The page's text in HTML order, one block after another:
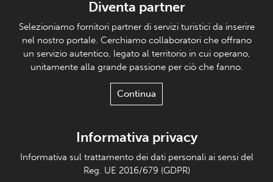
Diventa partner
Selezioniamo fornitori partner di servizi turistici da inserire
nel nostro portale. Cerchiamo collaboratori che offrano
un servizio autentico, legato al territorio in cui operano,
unitamente alla grande passione per ciò che fanno.
Continua
Informativa privacy
Informativa sul trattamento dei dati personali ai sensi del
Reg. UE 2016/679 (GDPR)